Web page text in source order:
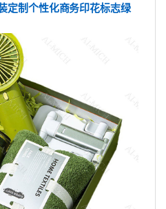
定制个性化商务印花标志绿